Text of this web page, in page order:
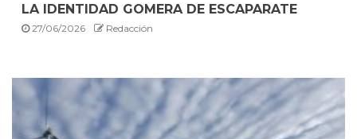
LA IDENTIDAD GOMERA DE ESCAPARATE
27/06/2026 Redacción